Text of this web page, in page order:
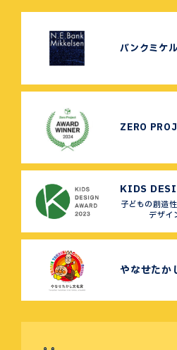
バンクミケ
ZERO
KIDS
子どもの創造
デザイ
やなせたか